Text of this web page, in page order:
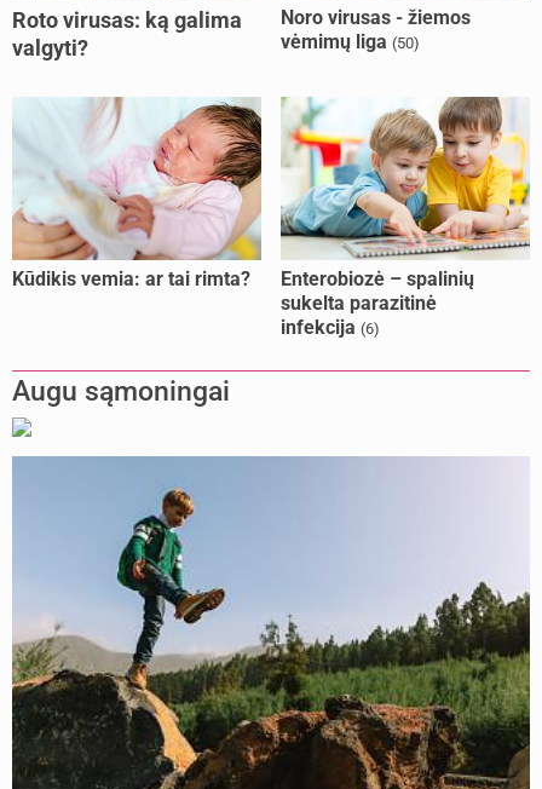
Roto virusas: ką galima
valgyti?
Noro virusas - žiemos
vėmimų liga (50)
Kūdikis vemia: ar tai rimta?
Enterobiozė – spalinių
sukelta parazitinė
infekcija (6)
Augu sąmoningai